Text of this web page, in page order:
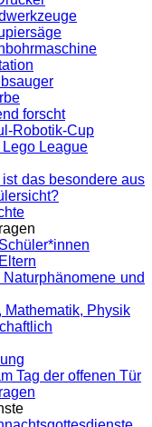
forscht
Robotik-Cup
Lego League
ist das besondere aus
und
Mathematik, Physik
Tag der offenen Tür